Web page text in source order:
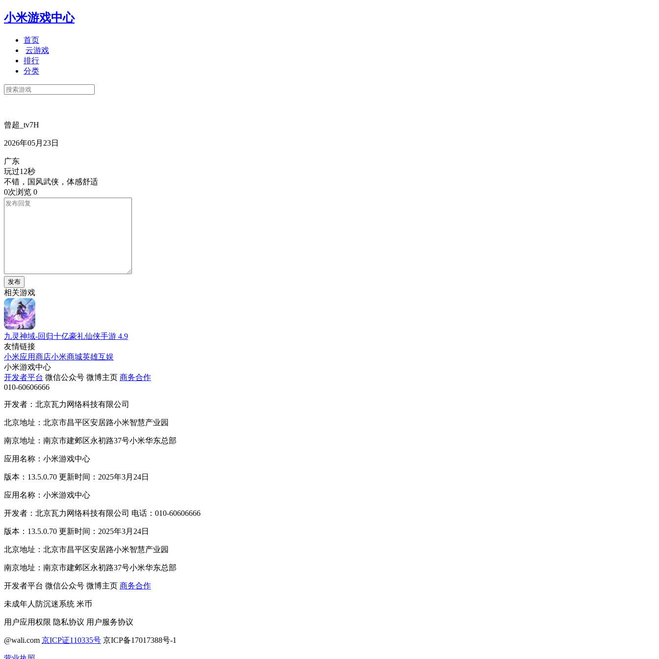
小米游戏中心
首页
云游戏
排行
分类
曾超_tv7H
2026年05月23日
广东
玩过12秒
不错，国风武侠，体感舒适
0次浏览 0
发布
相关游戏
九灵神域-回归十亿豪礼仙侠手游 4.9
友情链接
小米应用商店小米商城英雄互娱
小米游戏中心
开发者平台 微信公众号 微博主页 商务合作
010-60606666
开发者：北京瓦力网络科技有限公司
北京地址：北京市昌平区安居路小米智慧产业园
南京地址：南京市建邺区永初路37号小米华东总部
应用名称：小米游戏中心
版本：13.5.0.70 更新时间：2025年3月24日
应用名称：小米游戏中心
开发者：北京瓦力网络科技有限公司 电话：010-60606666
版本：13.5.0.70 更新时间：2025年3月24日
北京地址：北京市昌平区安居路小米智慧产业园
南京地址：南京市建邺区永初路37号小米华东总部
开发者平台 微信公众号 微博主页 商务合作
未成年人防沉迷系统 米币
用户应用权限 隐私协议 用户服务协议
@wali.com 京ICP证110335号 京ICP备17017388号-1